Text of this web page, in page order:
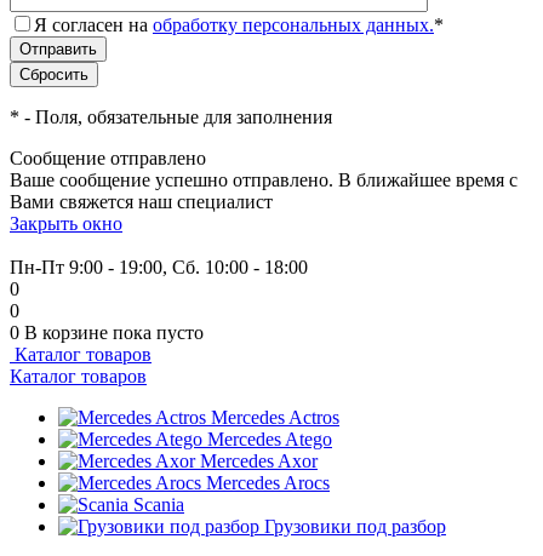
Я согласен на обработку персональных данных.*
* - Поля, обязательные для заполнения
Сообщение отправлено
Ваше сообщение успешно отправлено. В ближайшее время с
Вами свяжется наш специалист
Закрыть окно
Пн-Пт 9:00 - 19:00, Сб. 10:00 - 18:00
0
0
0 В корзине пока пусто
Каталог товаров
Каталог товаров
Mercedes Actros
Mercedes Atego
Mercedes Axor
Mercedes Arocs
Scania
Грузовики под разбор